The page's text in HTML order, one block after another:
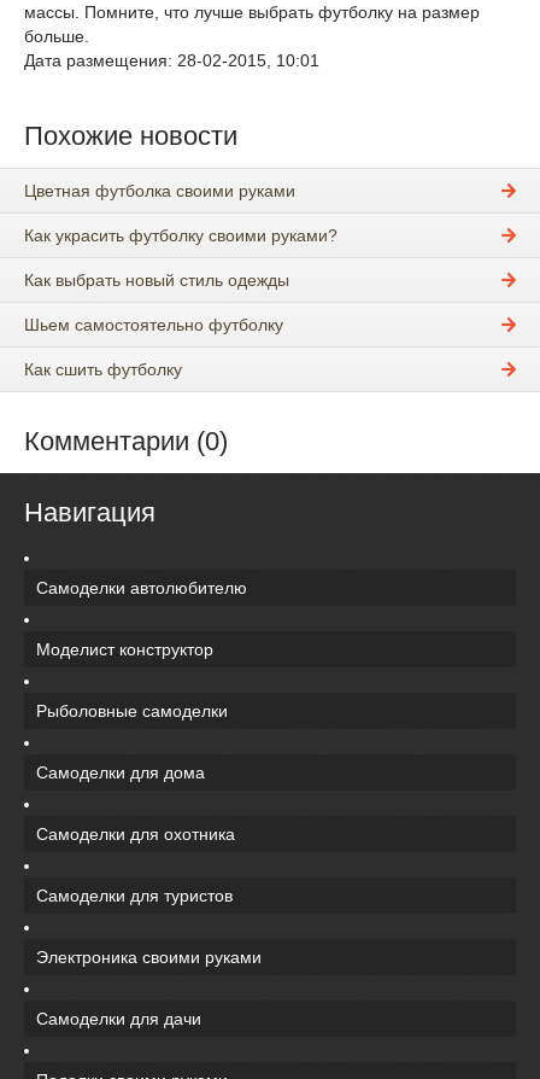
массы. Помните, что лучше выбрать футболку на размер
больше.
Дата размещения: 28-02-2015, 10:01
Похожие новости
Цветная футболка своими руками
Как украсить футболку своими руками?
Как выбрать новый стиль одежды
Шьем самостоятельно футболку
Как сшить футболку
Комментарии (0)
Навигация
Самоделки автолюбителю
Моделист конструктор
Рыболовные самоделки
Самоделки для дома
Самоделки для охотника
Самоделки для туристов
Электроника своими руками
Самоделки для дачи